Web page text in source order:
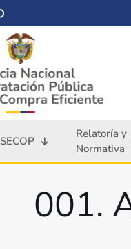
SECOP
Relatoría y
Normativa
001.